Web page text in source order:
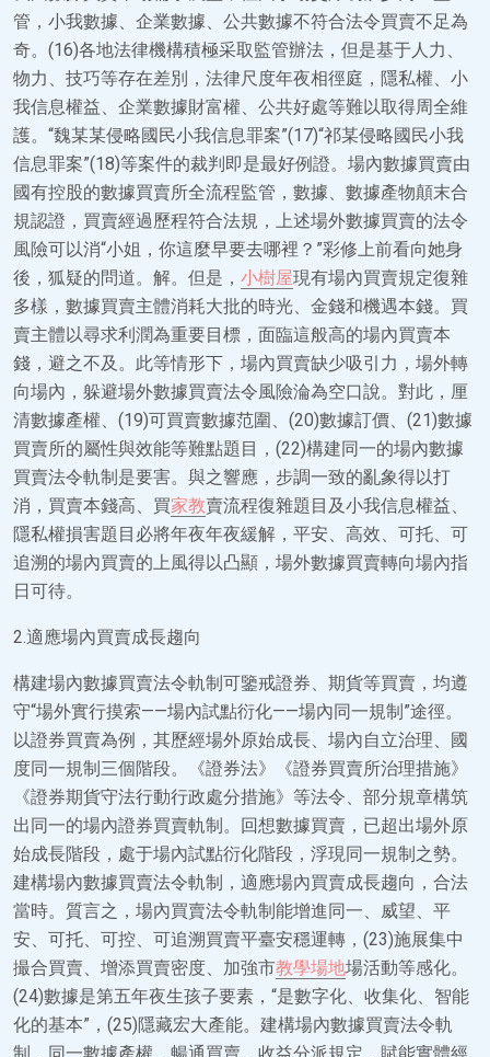
管，小我數據、企業數據、公共數據不符合法令買賣不足為
奇。(16)各地法律機構積極采取監管辦法，但是基于人力、
物力、技巧等存在差別，法律尺度年夜相徑庭，隱私權、小
我信息權益、企業數據財富權、公共好處等難以取得周全維
護。“魏某某侵略國民小我信息罪案”(17)“祁某侵略國民小我
信息罪案”(18)等案件的裁判即是最好例證。場內數據買賣由
國有控股的數據買賣所全流程監管，數據、數據產物顛末合
規認證，買賣經過歷程符合法規，上述場外數據買賣的法令
風險可以消“小姐，你這麼早要去哪裡？”彩修上前看向她身
後，狐疑的問道。解。但是， 小樹屋現有場內買賣規定復雜
多樣，數據買賣主體消耗大批的時光、金錢和機遇本錢。買
賣主體以尋求利潤為重要目標，面臨這般高的場內買賣本
錢，避之不及。此等情形下，場內買賣缺少吸引力，場外轉
向場內，躲避場外數據買賣法令風險淪為空口說。對此，厘
清數據產權、(19)可買賣數據范圍、(20)數據訂價、(21)數據
買賣所的屬性與效能等難點題目，(22)構建同一的場內數據
買賣法令軌制是要害。與之響應，步調一致的亂象得以打
消，買賣本錢高、買家教賣流程復雜題目及小我信息權益、
隱私權損害題目必將年夜年夜緩解，平安、高效、可托、可
追溯的場內買賣的上風得以凸顯，場外數據買賣轉向場內指
日可待。
2.適應場內買賣成長趨向
構建場內數據買賣法令軌制可鑒戒證券、期貨等買賣，均遵
守“場外實行摸索——場內試點衍化——場內同一規制”途徑。
以證券買賣為例，其歷經場外原始成長、場內自立治理、國
度同一規制三個階段。《證券法》《證券買賣所治理措施》
《證券期貨守法行動行政處分措施》等法令、部分規章構筑
出同一的場內證券買賣軌制。回想數據買賣，已超出場外原
始成長階段，處于場內試點衍化階段，浮現同一規制之勢。
建構場內數據買賣法令軌制，適應場內買賣成長趨向，合法
當時。質言之，場內買賣法令軌制能增進同一、威望、平
安、可托、可控、可追溯買賣平臺安穩運轉，(23)施展集中
撮合買賣、增添買賣密度、加強市教學場地場活動等感化。
(24)數據是第五年夜生孩子要素，“是數字化、收集化、智能
化的基本”，(25)隱藏宏大產能。建構場內數據買賣法令軌